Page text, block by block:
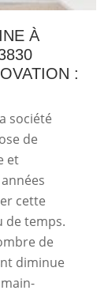
À
:
société
de
et
cette
de temps.
de
diminue